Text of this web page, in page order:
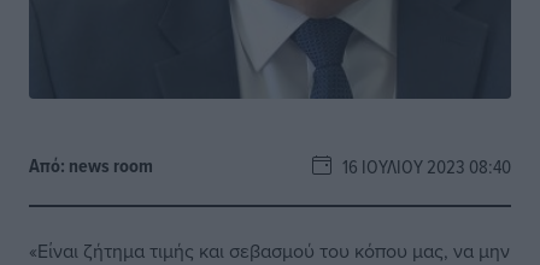
Από: news room 16 ΙΟΥΛΊΟΥ 2023 08:40
«Είναι ζήτημα τιμής και σεβασμού του κόπου μας, να μην